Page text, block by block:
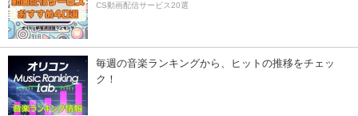
CS動画配信サービス20選
毎週の音楽ランキングから、ヒットの推移をチェッ
ク！